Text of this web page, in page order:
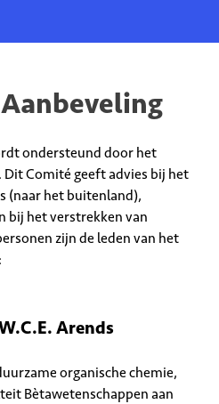
ondersteund door het
Comité geeft advies bij het
(naar het buitenland),
bij het verstrekken van
zijn de leden van het
Arends
organische chemie,
Bètawetenschappen aan